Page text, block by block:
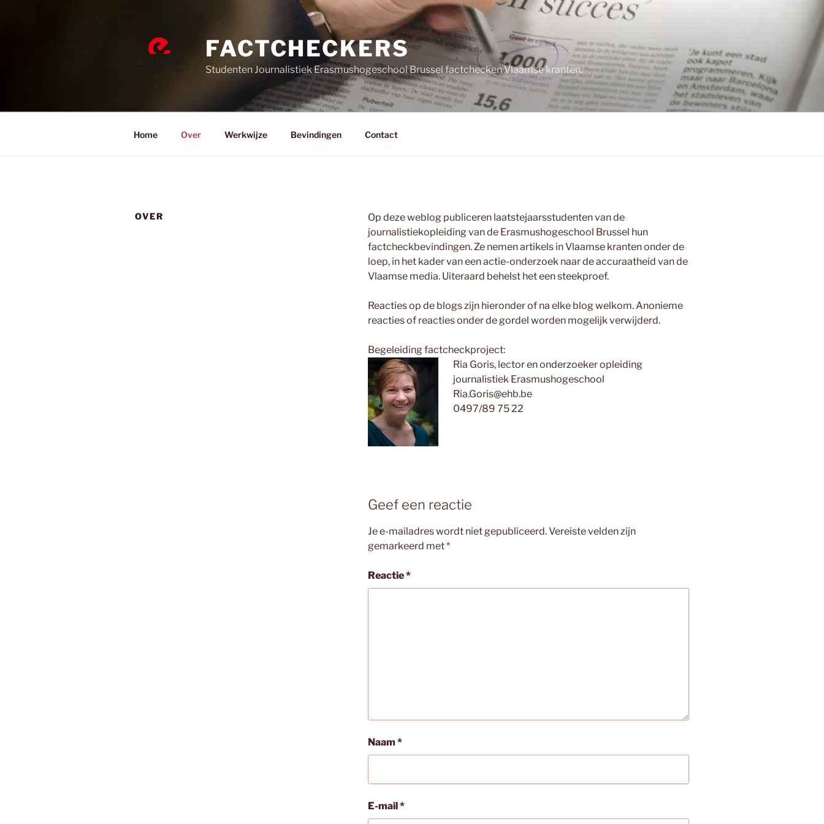
FACTCHECKERS
Studenten Journalistiek Erasmushogeschool Brussel factchecken Vlaamse kranten.
Home Over Werkwijze Bevindingen Contact
OVER
Op deze weblog publiceren laatstejaarsstudenten van de
journalistiekopleiding van de Erasmushogeschool Brussel hun
factcheckbevindingen. Ze nemen artikels in Vlaamse kranten onder de
loep, in het kader van een actie-onderzoek naar de accuraatheid van de
Vlaamse media. Uiteraard behelst het een steekproef.
Reacties op de blogs zijn hieronder of na elke blog welkom. Anonieme
reacties of reacties onder de gordel worden mogelijk verwijderd.
Begeleiding factcheckproject:
Ria Goris, lector en onderzoeker opleiding
journalistiek Erasmushogeschool
Ria.Goris@ehb.be
0497/89 75 22
Geef een reactie
Je e-mailadres wordt niet gepubliceerd.Vereiste velden zijn
gemarkeerd met*
Reactie*
Naam *
E-mail *